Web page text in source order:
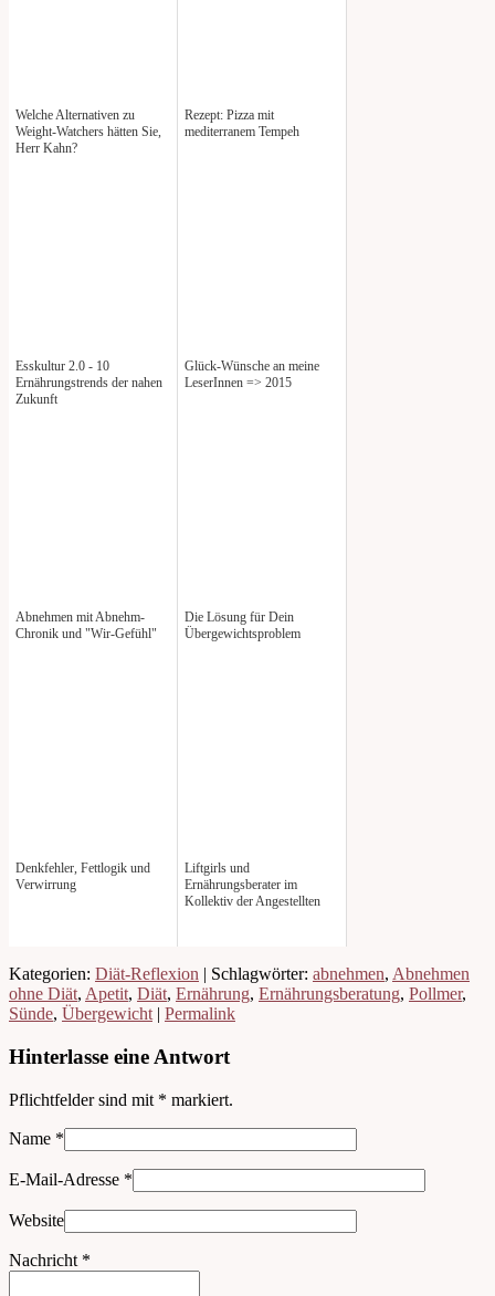
Welche Alternativen zu
Weight-Watchers hätten Sie,
Herr Kahn?
Rezept: Pizza mit
mediterranem Tempeh
Esskultur 2.0 - 10
Ernährungstrends der nahen
Zukunft
Glück-Wünsche an meine
LeserInnen => 2015
Abnehmen mit Abnehm-
Chronik und "Wir-Gefühl"
Die Lösung für Dein
Übergewichtsproblem
Denkfehler, Fettlogik und
Verwirrung
Liftgirls und
Ernährungsberater im
Kollektiv der Angestellten
Kategorien: Diät-Reflexion | Schlagwörter: abnehmen, Abnehmen
ohne Diät, Apetit, Diät, Ernährung, Ernährungsberatung, Pollmer,
Sünde, Übergewicht | Permalink
Hinterlasse eine Antwort
Pflichtfelder sind mit * markiert.
Name *
E-Mail-Adresse *
Website
Nachricht *